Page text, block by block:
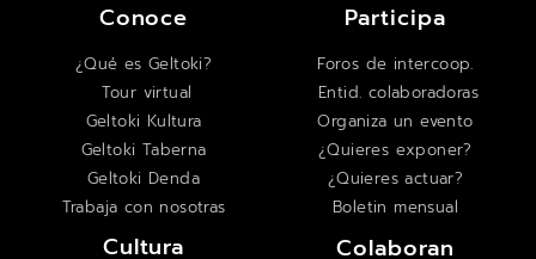
Conoce
¿Qué es Geltoki?
Tour virtual
Geltoki Kultura
Geltoki Taberna
Geltoki Denda
Trabaja con nosotras
Participa
Foros de intercoop.
Entid. colaboradoras
Organiza un evento
¿Quieres exponer?
¿Quieres actuar?
Boletin mensual
Cultura Colaboran